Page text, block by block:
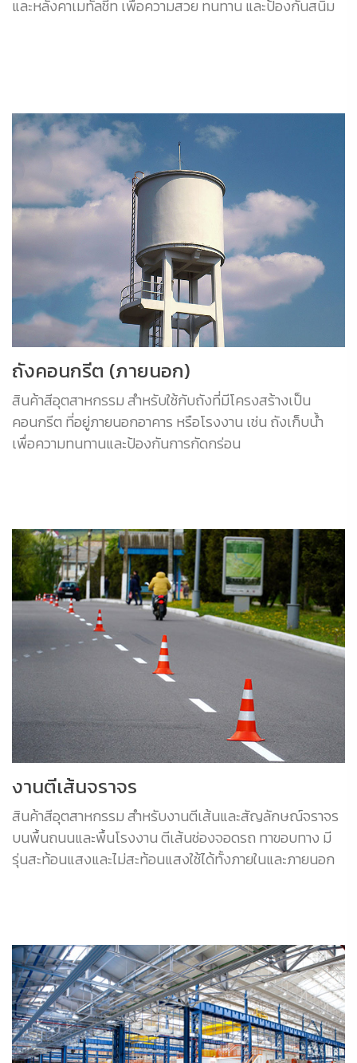
และหลังคาเมทัลชีท เพื่อความสวย ทนทาน และป้องกันสนิม
ถังคอนกรีต (ภายนอก)
สินค้าสีอุตสาหกรรม สำหรับใช้กับถังที่มีโครงสร้างเป็น
คอนกรีต ที่อยู่ภายนอกอาคาร หรือโรงงาน เช่น ถังเก็บน้ำ
เพื่อความทนทานและป้องกันการกัดกร่อน
งานตีเส้นจราจร
สินค้าสีอุตสาหกรรม สำหรับงานตีเส้นและสัญลักษณ์จราจร
บนพื้นถนนและพื้นโรงงาน ตีเส้นช่องจอดรถ ทาขอบทาง มี
รุ่นสะท้อนแสงและไม่สะท้อนแสงใช้ได้ทั้งภายในและภายนอก